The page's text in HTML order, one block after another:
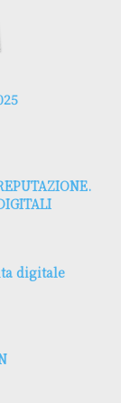
digitale